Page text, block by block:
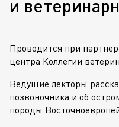
и
Проводится при
центра Коллегии
Ведущие лекторы
позвоночника и об
породы